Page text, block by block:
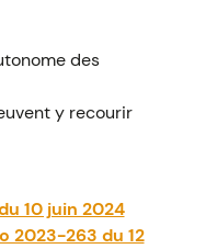
des
y recourir
10 juin 2024
2023-263 du 12